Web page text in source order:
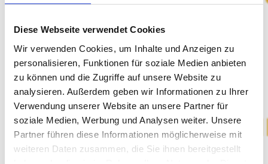
Diese Webseite verwendet Cookies
Wir verwenden Cookies, um Inhalte und Anzeigen zu
personalisieren, Funktionen für soziale Medien anbieten
zu können und die Zugriffe auf unsere Website zu
analysieren. Außerdem geben wir Informationen zu Ihrer
Verwendung unserer Website an unsere Partner für
soziale Medien, Werbung und Analysen weiter. Unsere
Partner führen diese Informationen möglicherweise mit
weiteren Daten zusammen, die Sie ihnen bereitgestellt
unsere Weine ...
Das Schönste an Trauben ist, was wir daraus machen!